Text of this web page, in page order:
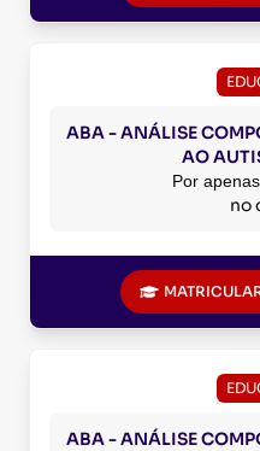
ABA - ANÁLISE
AO
Por apenas
no
ABA - ANÁLISE